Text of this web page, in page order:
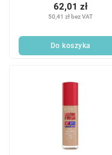
50,41 zł bez VAT
62,01 zł
Do koszyka